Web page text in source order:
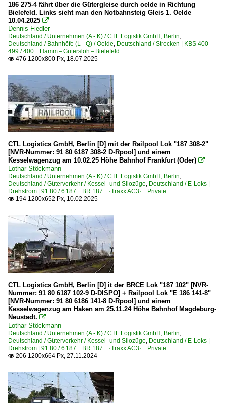
Berlin Schönefeld Flughafen
Bernau bei Berlin
Bitterfeld
Burgkemnitz
Dresden (sonstige)
Eberswalde
Bahnhöfe (F - K)
Guben
Hanau Hbf ·FH·
Bahnhöfe (L - Q)
Minden (Westfalen)
Neustrelitz
Oelde
Bahnhöfe (R - Z)
Rathenow
Stendal Hbf ·LS·
Dieselloks | 92 80
1 202 BR 202 DR 112 · DR 110 DR V 100.1
1 223 BR 223 · BR 253 · DE 2000 ·ER20·
1 252 BR 252 CFR 060DA ST43 R 'Krabbenkutter'
Dieselloks | bis 100 km/h | 98 80
2010
2010
2011
2012
2013
2014
2015
2016
2017
2018
2019
2020
2020
2021
2022
2023
2024
2025
186 275-4 fährt über die Gütergleise durch oelde in Richtung
Bielefeld. Links sieht man den Notbahnsteig Gleis 1. Oelde
10.04.2025 
Dennis Fiedler
Deutschland / Unternehmen (A - K) / CTL Logistik GmbH, Berlin,
Deutschland / Bahnhöfe (L - Q) / Oelde, Deutschland / Strecken | KBS 400-
499 / 400 Hamm – Gütersloh – Bielefeld
 476 1200x800 Px, 18.07.2025
CTL Logistics GmbH, Berlin [D] mit der Railpool Lok "187 308-2"
[NVR-Nummer: 91 80 6187 308-2 D-Rpool] und einem
Kesselwagenzug am 10.02.25 Höhe Bahnhof Frankfurt (Oder) 
Lothar Stöckmann
Deutschland / Unternehmen (A - K) / CTL Logistik GmbH, Berlin,
Deutschland / Güterverkehr / Kessel- und Silozüge, Deutschland / E-Loks |
Drehstrom | 91 80 / 6 187 BR 187 ·Traxx AC3· Private
 194 1200x652 Px, 10.02.2025
CTL Logistics GmbH, Berlin [D] it der BRCE Lok "187 102" [NVR-
Nummer: 91 80 6187 102-9 D-DISPO] + Railpool Lok "E 186 141-8"
[NVR-Nummer: 91 80 6186 141-8 D-Rpool] und einem
Kesselwagenzug am Haken am 25.11.24 Höhe Bahnhof Magdeburg-
Neustadt. 
Lothar Stöckmann
Deutschland / Unternehmen (A - K) / CTL Logistik GmbH, Berlin,
Deutschland / Güterverkehr / Kessel- und Silozüge, Deutschland / E-Loks |
Drehstrom | 91 80 / 6 187 BR 187 ·Traxx AC3· Private
 206 1200x664 Px, 27.11.2024